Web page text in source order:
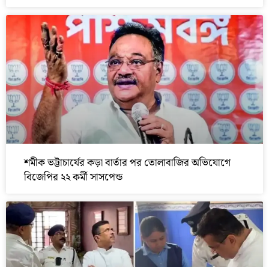
শমীক ভট্টাচার্যের কড়া বার্তার পর তোলাবাজির অভিযোগে
বিজেপির ২২ কর্মী সাসপেন্ড